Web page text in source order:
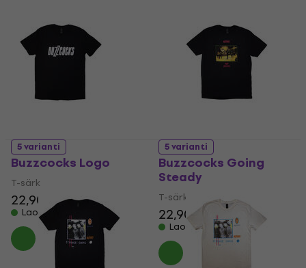
5 varianti
Buzzcocks Logo
T-särk
22,90 €
Laos olemas
5 varianti
Buzzcocks Going
Steady
T-särk
22,90 €
Laos olemas